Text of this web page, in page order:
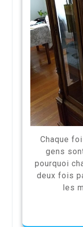
Chaque
gens
pourquoi
deux fois
les